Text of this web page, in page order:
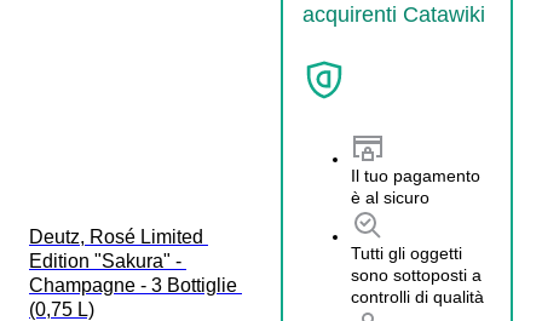
Deutz, Rosé Limited
Edition "Sakura" -
Champagne - 3 Bottiglie
(0,75 L)
acquirenti Catawiki
Il tuo pagamento
è al sicuro
Tutti gli oggetti
sono sottoposti a
controlli di qualità